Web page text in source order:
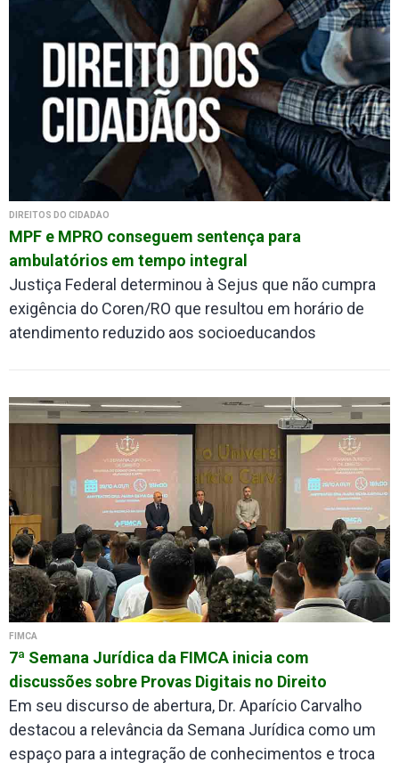
DIREITOS DO CIDADÃO
MPF e MPRO conseguem sentença para
ambulatórios em tempo integral
Justiça Federal determinou à Sejus que não cumpra
exigência do Coren/RO que resultou em horário de
atendimento reduzido aos socioeducandos
FIMCA
7ª Semana Jurídica da FIMCA inicia com
discussões sobre Provas Digitais no Direito
Em seu discurso de abertura, Dr. Aparício Carvalho
destacou a relevância da Semana Jurídica como um
espaço para a integração de conhecimentos e troca